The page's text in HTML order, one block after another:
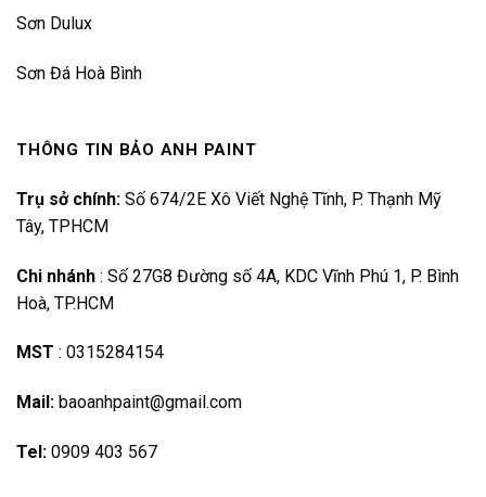
Sơn Dulux
Sơn Đá Hoà Bình
THÔNG TIN BẢO ANH PAINT
Trụ sở chính: Số 674/2E Xô Viết Nghệ Tĩnh, P. Thạnh Mỹ
Tây, TPHCM
Chi nhánh : Số 27G8 Đường số 4A, KDC Vĩnh Phú 1, P. Bình
Hoà, TP.HCM
MST : 0315284154
Mail: baoanhpaint@gmail.com
Tel: 0909 403 567